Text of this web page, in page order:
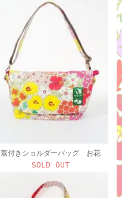
蓋付きショルダーバッグ お花
SOLD OUT